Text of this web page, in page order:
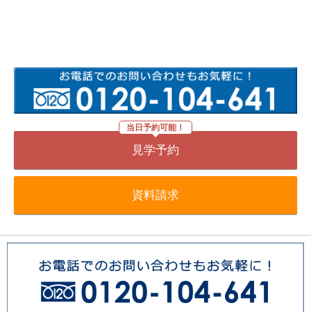
当日予約可能！
見学予約
資料請求